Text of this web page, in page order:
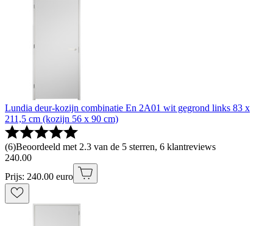
Lundia deur-kozijn combinatie En 2A01 wit gegrond links 83 x
211,5 cm (kozijn 56 x 90 cm)
(6)Beoordeeld met 2.3 van de 5 sterren, 6 klantreviews
240.00
Prijs: 240.00 euro